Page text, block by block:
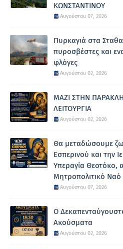
ΚΩΝΣΤΑΝΤΙΝΟΥ
Αυγούστου 07, 2026
Πυρκαγιά στα
πυροσβέστες και
φλόγες
Αυγούστου 02, 2026
ΜΑΖΙ ΣΤΗΝ
ΛΕΙΤΟΥΡΓΙΑ
Αυγούστου 02, 2026
Θα μεταδώσουμε
Εσπερινού και την
Υπεραγία Θεοτόκο,
Μητροπολιτικό
Αυγούστου 07, 2026
Ο
Ακούσματα
Αυγούστου 02, 2026